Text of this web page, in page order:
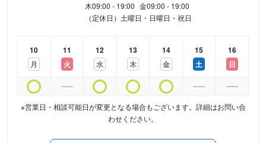
木09:00 - 19:00 金09:00 - 19:00
（定休日）土曜日・日曜日・祝日
10
月
11
火
12
水
13
木
14
金
15
土
16
日
※営業日・相談可能日が変更となる場合もございます。詳細はお問い合
わせください。